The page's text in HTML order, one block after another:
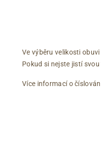
Ve výběru velikosti
Pokud si nejste jistí
Více informací o